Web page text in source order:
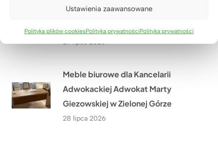
Ustawienia zaawansowane
Polityka plików cookiesPolityka prywatnościPolityka prywatności
Academy w Biłgoraju – przestrzeń,
która wspiera naukę
29 lipca 2026
Meble biurowe dla Kancelarii
Adwokackiej Adwokat Marty
Giezowskiej w Zielonej Górze
28 lipca 2026